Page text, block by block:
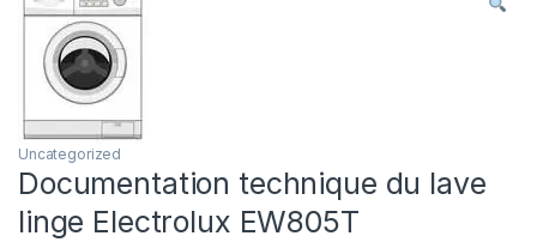
Uncategorized
Documentation technique du lave
linge Electrolux EW805T